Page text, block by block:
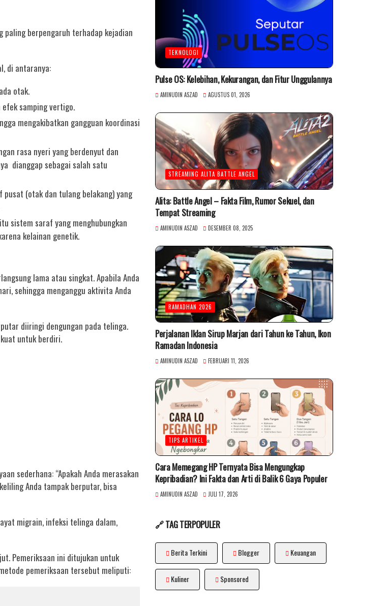
berpengaruh terhadap kejadian
di antaranya:
otak.
samping vertigo.
mengakibatkan gangguan koordinasi
rasa nyeri yang berdenyut dan
dianggap sebagai salah satu
(otak dan tulang belakang) yang
sistem saraf yang menghubungkan
kelainan genetik.
lama atau singkat. Apabila Anda
sehingga menganggu aktivita Anda
diiringi dengungan pada telinga.
untuk berdiri.
sederhana: “Apakah Anda merasakan
Anda tampak berputar, bisa
migrain, infeksi telinga dalam,
Pemeriksaan ini ditujukan untuk
pemeriksaan tersebut meliputi:
TEKNOLOGI
Pulse OS: Kelebihan, Kekurangan, dan Fitur Unggulannya
AMINUDIN ASZAD AGUSTUS 01, 2026
STREAMING ALITA BATTLE ANGEL
Alita: Battle Angel – Fakta Film, Rumor Sekuel, dan
Tempat Streaming
AMINUDIN ASZAD DESEMBER 08, 2025
RAMADHAN 2026
Perjalanan Iklan Sirup Marjan dari Tahun ke Tahun, Ikon
Ramadan Indonesia
AMINUDIN ASZAD FEBRUARI 11, 2026
TIPS ARTIKEL
Cara Memegang HP Ternyata Bisa Mengungkap
Kepribadian? Ini Fakta dan Arti di Balik 6 Gaya Populer
AMINUDIN ASZAD JULI 17, 2026
🔗 TAG TERPOPULER
Berita Terkini Blogger Keuangan
Kuliner Sponsored